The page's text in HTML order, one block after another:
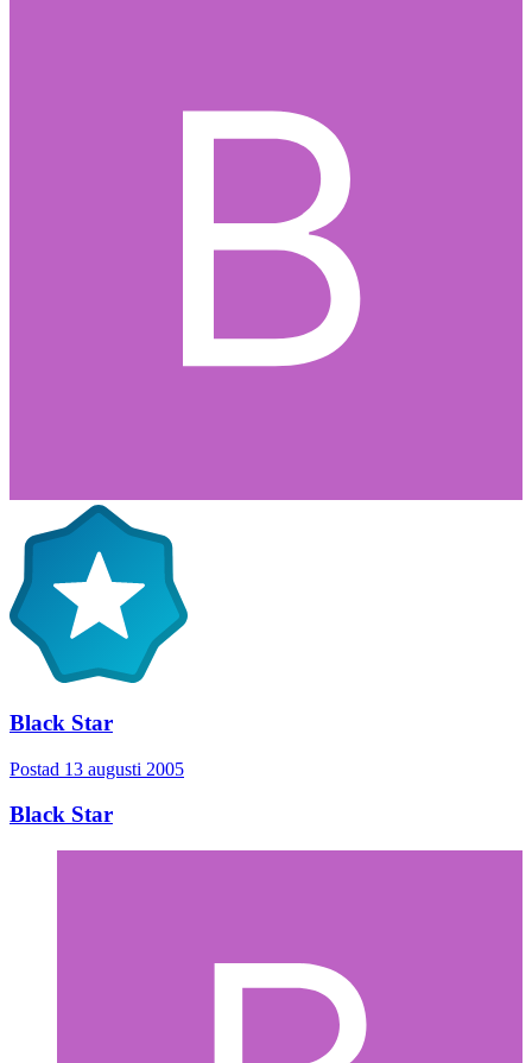
Black Star
Postad 13 augusti 2005
Black Star